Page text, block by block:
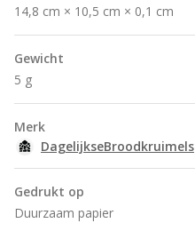
14,8 cm × 10,5 cm × 0,1 cm
Gewicht
5 g
Merk
DagelijkseBroodkruimels
Gedrukt op
Duurzaam papier